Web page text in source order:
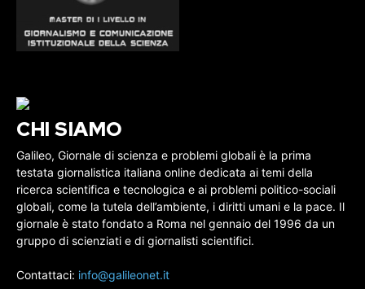
CHI SIAMO
Galileo, Giornale di scienza e problemi globali è la prima
testata giornalistica italiana online dedicata ai temi della
ricerca scientifica e tecnologica e ai problemi politico-sociali
globali, come la tutela dell’ambiente, i diritti umani e la pace. Il
giornale è stato fondato a Roma nel gennaio del 1996 da un
gruppo di scienziati e di giornalisti scientifici.
Contattaci: info@galileonet.it